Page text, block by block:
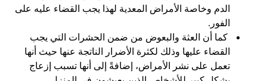
الدم وخاصة الأمراض المعدية لهذا يجب القضاء عليه على
الفور.
كما أن العثة والبعوض من ضمن الحشرات التي يجب
القضاء عليها وذلك لكثرة الأضرار الناتجة عنها حيث أنها
تعمل على نشر الأمراض، إضافةً إلى أنها تسبب إزعاج